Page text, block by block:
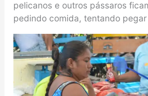
pelicanos e outros pássaros
pedindo comida, tentando